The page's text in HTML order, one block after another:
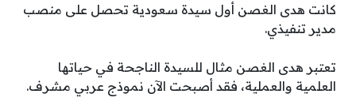
كانت هدى الغصن أول سيدة سعودية تحصل على منصب
مدير تنفيذي.
تعتبر هدى الغصن مثال للسيدة الناجحة في حياتها
العلمية والعملية، فقد أصبحت الآن نموذج عربي مشرف.